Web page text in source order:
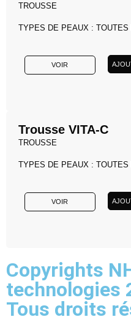
TROUSSE
TYPES DE PEAUX : TOUTES
VOIR
Trousse VITA-C
TROUSSE
TYPES DE PEAUX : TOUTES
VOIR
Copyrights
technologies
Tous droits